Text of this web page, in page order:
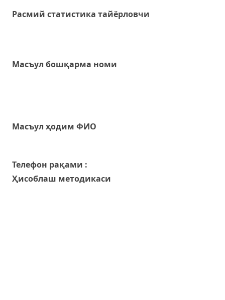
Расмий статистика тайёрловчи
Масъул бошқарма номи
Масъул ҳодим ФИО
Телефон рақами :
Ҳисоблаш методикаси